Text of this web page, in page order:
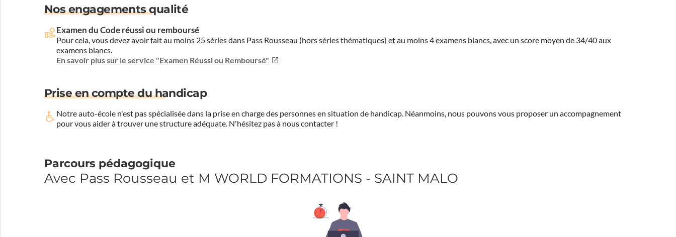
Nos engagements qualité
Examen du Code réussi ou remboursé
Pour cela, vous devez avoir fait au moins 25 séries dans Pass Rousseau (hors séries thématiques) et au moins 4 examens blancs, avec un score moyen de 34/40 aux
examens blancs.
En savoir plus sur le service "Examen Réussi ou Remboursé"
Prise en compte du handicap
Notre auto-école n'est pas spécialisée dans la prise en charge des personnes en situation de handicap. Néanmoins, nous pouvons vous proposer un accompagnement
pour vous aider à trouver une structure adéquate. N'hésitez pas à nous contacter !
Parcours pédagogique
Avec Pass Rousseau et M WORLD FORMATIONS - SAINT MALO